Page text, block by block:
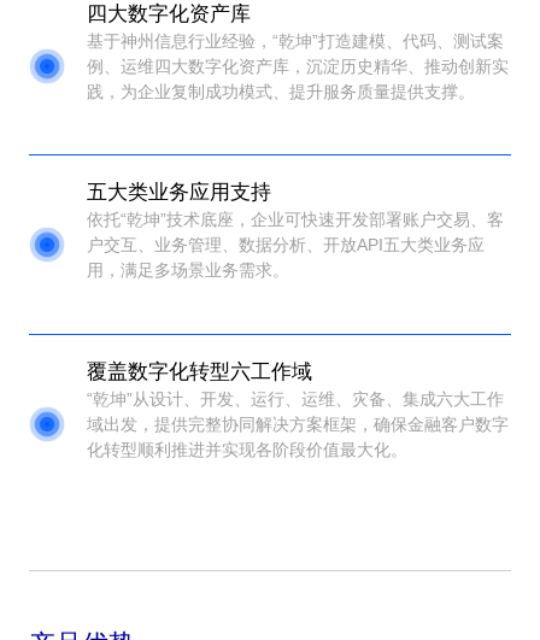
四大数字化资产库
基于神州信息行业经验，“乾坤”打造建模、代码、测试案
例、运维四大数字化资产库，沉淀历史精华、推动创新实
践，为企业复制成功模式、提升服务质量提供支撑。
五大类业务应用支持
依托“乾坤”技术底座，企业可快速开发部署账户交易、客
户交互、业务管理、数据分析、开放API五大类业务应
用，满足多场景业务需求。
覆盖数字化转型六工作域
“乾坤”从设计、开发、运行、运维、灾备、集成六大工作
域出发，提供完整协同解决方案框架，确保金融客户数字
化转型顺利推进并实现各阶段价值最大化。